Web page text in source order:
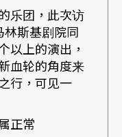
传承，甚且包括
工作权、以及生
补助，在俄国人
政治，哪里还需
乐团，此次访
林斯基剧院同
以上的演出，
血轮的角度来
行，可见一
正常